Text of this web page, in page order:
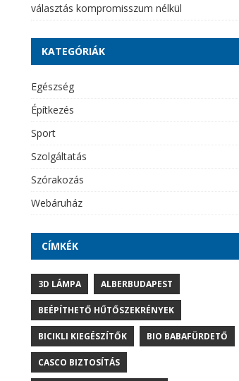
választás kompromisszum nélkül
KATEGÓRIÁK
Egészség
Építkezés
Sport
Szolgáltatás
Szórakozás
Webáruház
CÍMKÉK
3D LÁMPA ALBERBUDAPEST
BEÉPÍTHETŐ HŰTŐSZEKRÉNYEK
BICIKLI KIEGÉSZÍTŐK BIO BABAFÜRDETŐ
CASCO BIZTOSÍTÁS